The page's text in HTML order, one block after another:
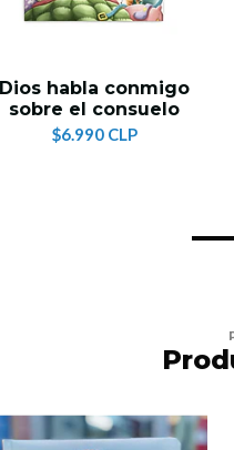
Dios habla conmigo
sobre el consuelo
$6.990 CLP